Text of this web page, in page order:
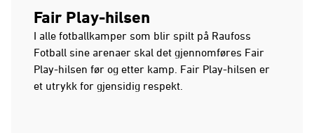
Fair Play-hilsen
I alle fotballkamper som blir spilt på Raufoss
Fotball sine arenaer skal det gjennomføres Fair
Play-hilsen før og etter kamp. Fair Play-hilsen er
et utrykk for gjensidig respekt.